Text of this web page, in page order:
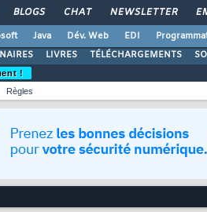
BLOGS CHAT NEWSLETTER
Java Dév. Web EDI
LIVRES TÉLÉCHARGEMENTS
!
Règles